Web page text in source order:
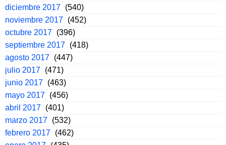
diciembre 2017 (540)
noviembre 2017 (452)
octubre 2017 (396)
septiembre 2017 (418)
agosto 2017 (447)
julio 2017 (471)
junio 2017 (463)
mayo 2017 (456)
abril 2017 (401)
marzo 2017 (532)
febrero 2017 (462)